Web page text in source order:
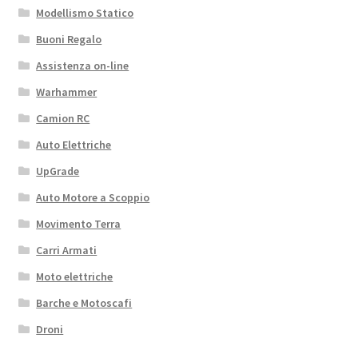
Modellismo Statico
Buoni Regalo
Assistenza on-line
Warhammer
Camion RC
Auto Elettriche
UpGrade
Auto Motore a Scoppio
Movimento Terra
Carri Armati
Moto elettriche
Barche e Motoscafi
Droni